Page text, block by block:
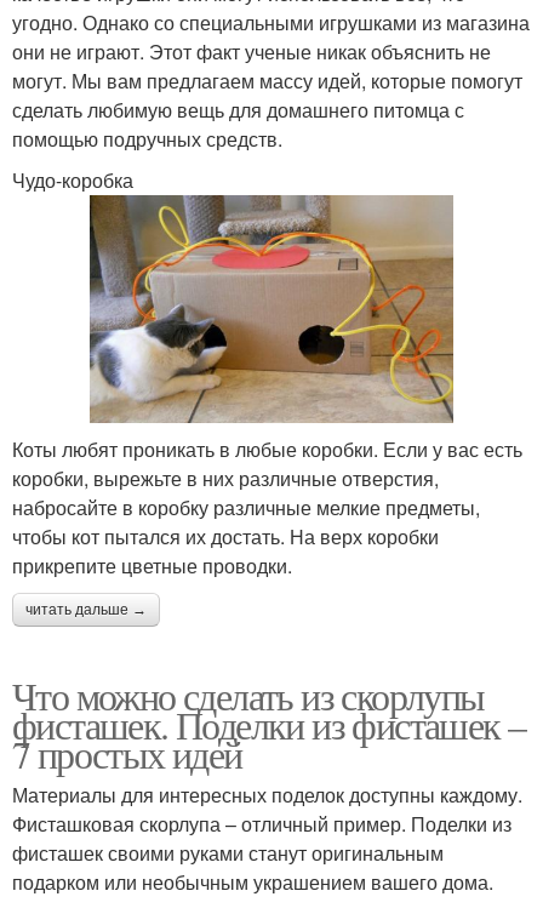
угодно. Однако со специальными игрушками из магазина
они не играют. Этот факт ученые никак объяснить не
могут. Мы вам предлагаем массу идей, которые помогут
сделать любимую вещь для домашнего питомца с
помощью подручных средств.
Чудо-коробка
Коты любят проникать в любые коробки. Если у вас есть
коробки, вырежьте в них различные отверстия,
набросайте в коробку различные мелкие предметы,
чтобы кот пытался их достать. На верх коробки
прикрепите цветные проводки.
читать дальше →
Что можно сделать из скорлупы
фисташек. Поделки из фисташек –
7 простых идей
Материалы для интересных поделок доступны каждому.
Фисташковая скорлупа – отличный пример. Поделки из
фисташек своими руками станут оригинальным
подарком или необычным украшением вашего дома.